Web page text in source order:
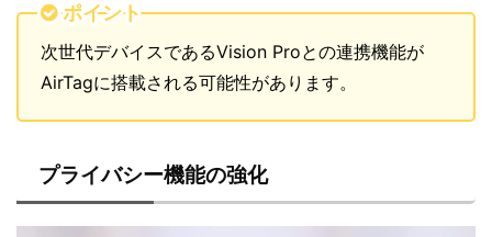
ポイント
次世代デバイスであるVision Proとの連携機能が
AirTagに搭載される可能性があります。
プライバシー機能の強化